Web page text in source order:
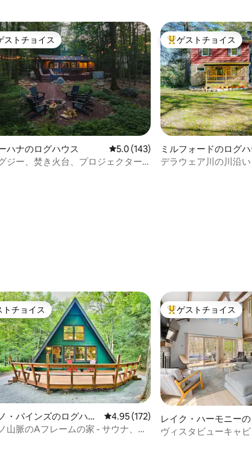
中4.96つ星の平均評価
評のゲストチョイスです。
ストチョイス
ハナのログハウス レビュー143件、5つ星中5.0つ星の
5.0 (143)
ジー、焚き火台、プロジェクター
大好評のゲストチョ
ゲストチョイス
ミルフォードのログ
デラウェア川の川沿
中4.99つ星の平均評価
トチョイス
トチョイス
・パインズのログハウ
レビュー172件、5つ星中4.95つ星の
4.95 (172)
山脈のAフレームの家 - サウナ、露
大好評のゲストチョイ
ゲストチョイス
レイク・ハーモニーの
ウス
ヴィスタビューキャ